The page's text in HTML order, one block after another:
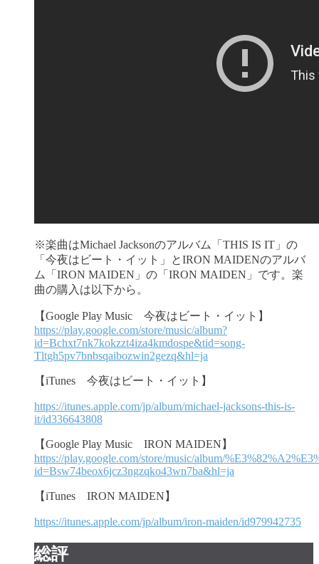
※楽曲はMichael Jacksonのアルバム「THIS IS IT」の
「今夜はビート・イット」とIRON MAIDENのアルバ
ム「IRON MAIDEN」の「IRON MAIDEN」です。楽
曲の購入は以下から。
【Google Play Music 今夜はビート・イット】
https://play.google.com/store/music/album?
id=Bchxt7nk7kokzzt4iza4kmdospe&tid=song-
Tltgh5pv7bnbsqaibozwin2gezq&hl=ja
【iTunes 今夜はビート・イット】
https://itunes.apple.com/jp/album/michael-jacksons-this-is-
it/id336643808
【Google Play Music IRON MAIDEN】
https://play.google.com/store/music/album/
id=Bsw74beox6jcz3ngzqko43wn7ba&hl=ja
【iTunes IRON MAIDEN】
https://itunes.apple.com/jp/album/iron-maiden/id979942735
総評